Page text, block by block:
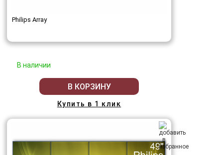
Philips Array
В наличии
В КОРЗИНУ
Купить в 1 клик